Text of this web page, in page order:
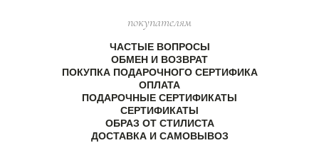
покупателям
ЧАСТЫЕ ВОПРОСЫ
ОБМЕН И ВОЗВРАТ
ПОКУПКА ПОДАРОЧНОГО СЕРТИФИКА
ОПЛАТА
ПОДАРОЧНЫЕ СЕРТИФИКАТЫ
СЕРТИФИКАТЫ
ОБРАЗ ОТ СТИЛИСТА
ДОСТАВКА И САМОВЫВОЗ